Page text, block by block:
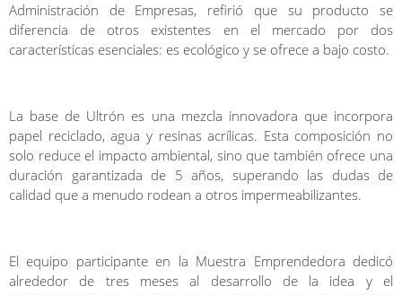
Administración de Empresas, refirió que su producto se
diferencia de otros existentes en el mercado por dos
características esenciales: es ecológico y se ofrece a bajo costo.
La base de Ultrón es una mezcla innovadora que incorpora
papel reciclado, agua y resinas acrílicas. Esta composición no
solo reduce el impacto ambiental, sino que también ofrece una
duración garantizada de 5 años, superando las dudas de
calidad que a menudo rodean a otros impermeabilizantes.
El equipo participante en la Muestra Emprendedora dedicó
alrededor de tres meses al desarrollo de la idea y el